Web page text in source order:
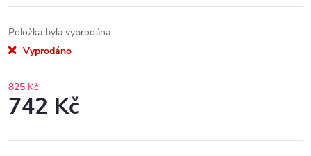
Položka byla vyprodána…
Vyprodáno
825 Kč
742 Kč
cena: